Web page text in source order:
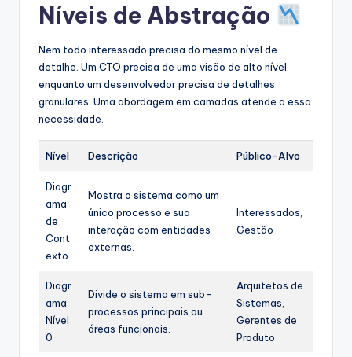
Níveis de Abstração
Nem todo interessado precisa do mesmo nível de
detalhe. Um CTO precisa de uma visão de alto nível,
enquanto um desenvolvedor precisa de detalhes
granulares. Uma abordagem em camadas atende a essa
necessidade.
Nível Descrição Público-Alvo
Diagr
ama
de
Cont
exto
Mostra o sistema como um
único processo e sua
interação com entidades
externas.
Interessados,
Gestão
Diagr
ama
Nível
0
Divide o sistema em sub-
processos principais ou
áreas funcionais.
Arquitetos de
Sistemas,
Gerentes de
Produto